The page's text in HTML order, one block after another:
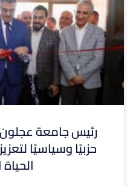
رئيس جامعة عجلون
حزبيًا وسياسيًا